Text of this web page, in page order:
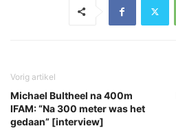
Vorig artikel
Michael Bultheel na 400m
IFAM: “Na 300 meter was het
gedaan” [interview]